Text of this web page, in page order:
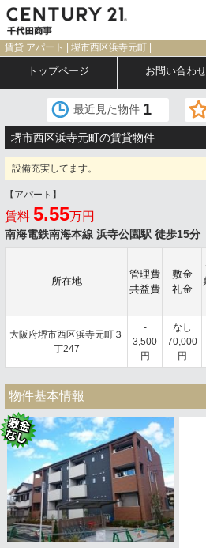
賃貸 アパート | 堺市西区浜寺元町 |
トップページ お問い合わせ
最近見た物件 1
堺市西区浜寺元町の賃貸物件
設備充実してます。
【アパート】
賃料 5.55万円
南海電鉄南海本線 浜寺公園駅 徒歩15分
所在地
管理費
共益費
敷金
礼金
大阪府堺市西区浜寺元町３
丁247
-
3,500
円
なし
70,000
円
物件基本情報